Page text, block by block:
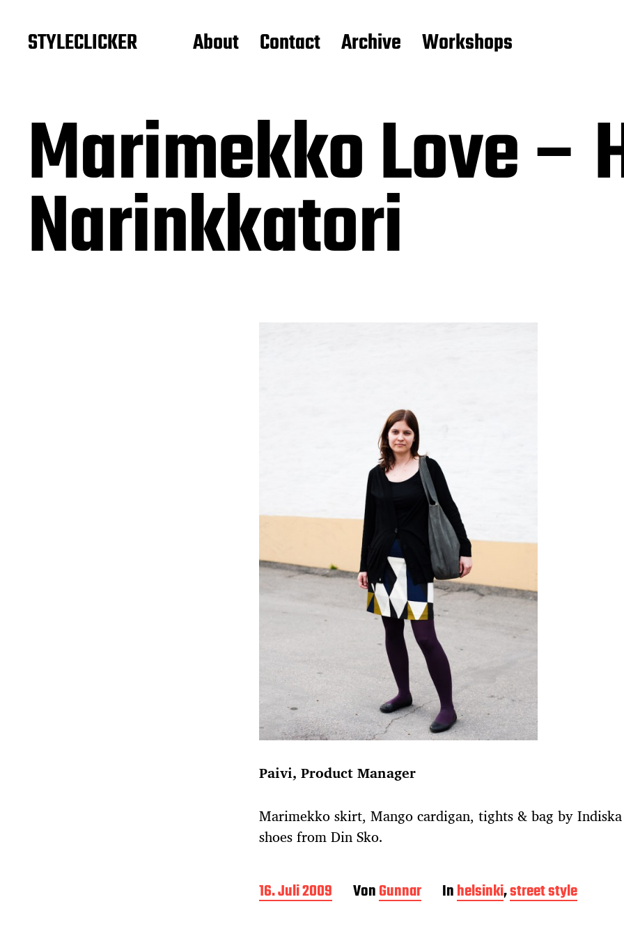
STYLECLICKER About Contact Archive Workshops
Marimekko Love –
Narinkkatori
Paivi, Product Manager
Marimekko skirt, Mango cardigan, tights & bag by
shoes from Din Sko.
B
e
16. Juli 2009 VonGunnar Inhelsinki,street style